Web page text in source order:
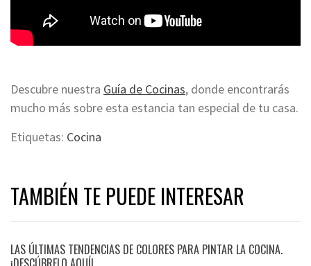
Descubre nuestra Guía de Cocinas, donde encontrarás
mucho más sobre esta estancia tan especial de tu casa.
Etiquetas: Cocina
TAMBIÉN TE PUEDE INTERESAR
LAS ÚLTIMAS TENDENCIAS DE COLORES PARA PINTAR LA COCINA.